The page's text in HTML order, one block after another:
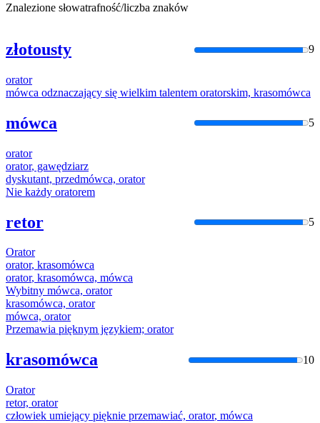
Znalezione słowatrafność/liczba znaków
złotousty 9
orator
mówca odznaczający się wielkim talentem oratorskim, krasomówca
mówca 5
orator
orator, gawędziarz
dyskutant, przedmówca, orator
Nie każdy oratorem
retor 5
Orator
orator, krasomówca
orator, krasomówca, mówca
Wybitny mówca, orator
krasomówca, orator
mówca, orator
Przemawia pięknym językiem; orator
krasomówca 10
Orator
retor, orator
człowiek umiejący pięknie przemawiać, orator, mówca